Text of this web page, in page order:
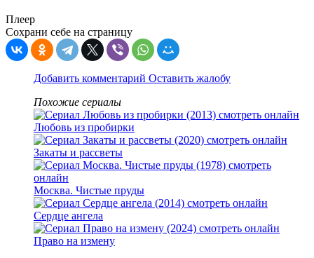
Плеер
Сохрани себе на страницу
Добавить комментарий Оставить жалобу
Похожие сериалы
Любовь из пробирки
Закаты и рассветы
Москва. Чистые пруды
Сердце ангела
Право на измену